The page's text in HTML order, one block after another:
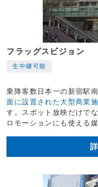
フラッグスビジョン
生中継可能
乗降客数日本一の新宿駅
面に設置された大型商業
す。スポット放映だけで
ロモーションにも使える媒